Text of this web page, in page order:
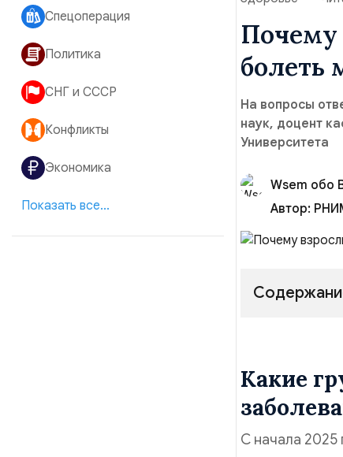
Спецоперация
Политика
СНГ и СССР
Конфликты
Экономика
Показать все...
Почему
болеть
На вопросы
наук, доцент
Университета
Wsem обо
Автор:
Какие
С начала 2025